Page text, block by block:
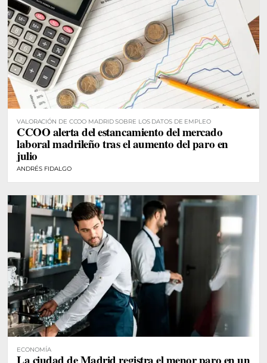
VALORACIÓN DE CCOO MADRID SOBRE LOS DATOS DE EMPLEO
CCOO alerta del estancamiento del mercado
laboral madrileño tras el aumento del paro en
julio
ANDRÉS FIDALGO
ECONOMÍA
La ciudad de Madrid registra el menor paro en un